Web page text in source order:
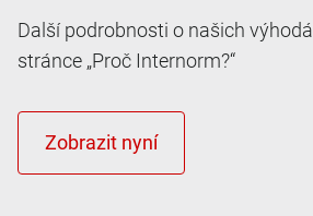
Další podrobnosti o našich
stránce „Proč Internorm?“